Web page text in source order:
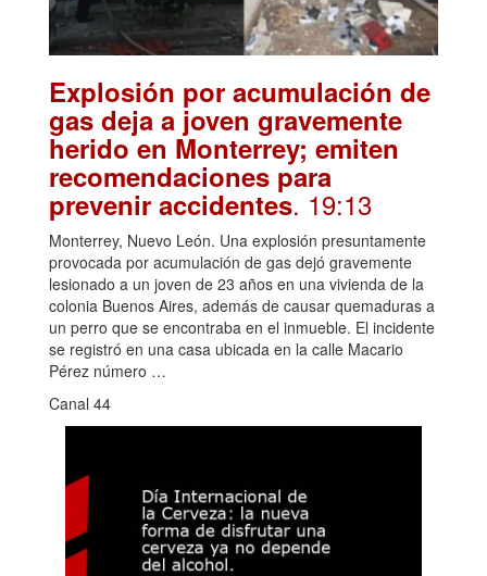
Explosión por acumulación de
gas deja a joven gravemente
herido en Monterrey; emiten
recomendaciones para
prevenir accidentes. 19:13
Monterrey, Nuevo León. Una explosión presuntamente
provocada por acumulación de gas dejó gravemente
lesionado a un joven de 23 años en una vivienda de la
colonia Buenos Aires, además de causar quemaduras a
un perro que se encontraba en el inmueble. El incidente
se registró en una casa ubicada en la calle Macario
Pérez número …
Canal 44